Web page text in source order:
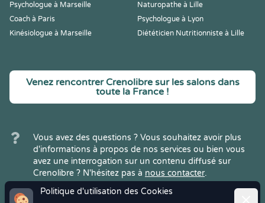
Politique d'utilisation des Cookies
Psychologue à Marseille
Naturopathe à Lille
Coach à Paris
Psychologue à Lyon
Kinésiologue à Marseille
Diététicien Nutritionniste à Lille
Venez rencontrer Crenolibre sur les salons dans
toute la France !
Vous avez des questions ? Vous souhaitez avoir plus
d'informations à propos de nos services ou bien vous
avez une interrogation sur un contenu diffusé sur
Crenolibre ? N'hésitez pas à nous contacter.